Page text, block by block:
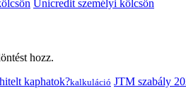
Unicredit személyi kölcsön
hozz.
kaphatok?kalkuláció JTM szabály